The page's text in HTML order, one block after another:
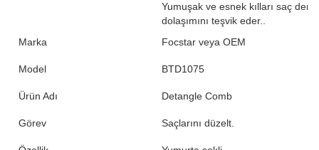
Yumuşak ve esnek kılları saç
dolaşımını teşvik eder..
Marka
Focstar veya OEM
Model BTD1075
Ürün Adı Detangle Comb
Görev Saçlarını düzelt.